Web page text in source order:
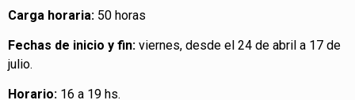
Carga horaria: 50 horas
Fechas de inicio y fin: viernes, desde el 24 de abril a 17 de
julio.
Horario: 16 a 19 hs.